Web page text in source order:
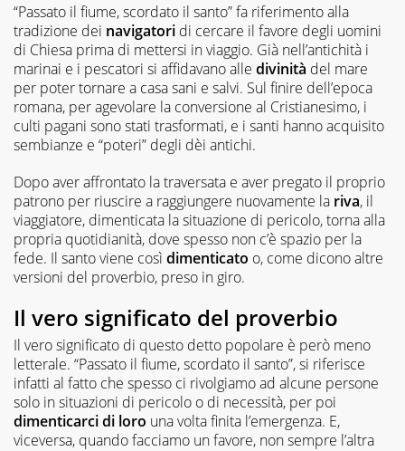
“Passato il fiume, scordato il santo” fa riferimento alla
tradizione dei navigatori di cercare il favore degli uomini
di Chiesa prima di mettersi in viaggio. Già nell’antichità i
marinai e i pescatori si affidavano alle divinità del mare
per poter tornare a casa sani e salvi. Sul finire dell’epoca
romana, per agevolare la conversione al Cristianesimo, i
culti pagani sono stati trasformati, e i santi hanno acquisito
sembianze e “poteri” degli dèi antichi.
Dopo aver affrontato la traversata e aver pregato il proprio
patrono per riuscire a raggiungere nuovamente la riva, il
viaggiatore, dimenticata la situazione di pericolo, torna alla
propria quotidianità, dove spesso non c’è spazio per la
fede. Il santo viene così dimenticato o, come dicono altre
versioni del proverbio, preso in giro.
Il vero significato del proverbio
Il vero significato di questo detto popolare è però meno
letterale. “Passato il fiume, scordato il santo”, si riferisce
infatti al fatto che spesso ci rivolgiamo ad alcune persone
solo in situazioni di pericolo o di necessità, per poi
dimenticarcidi loro una volta finita l’emergenza. E,
viceversa, quando facciamo un favore, non sempre l’altra